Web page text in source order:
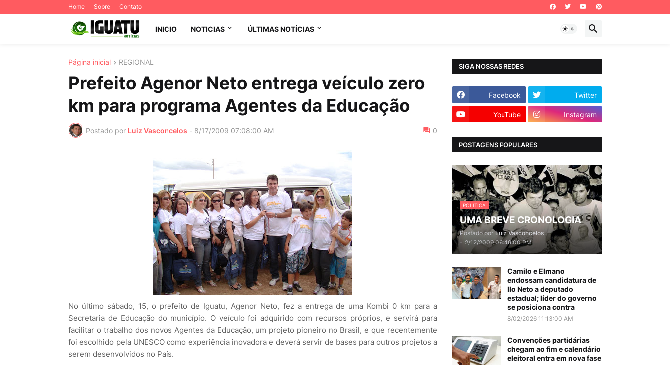
Home Sobre Contato
INICIO NOTICIAS ÚLTIMAS NOTÍCIAS
Página inicial REGIONAL
Prefeito Agenor Neto entrega veículo zero
km para programa Agentes da Educação
Postado por Luiz Vasconcelos - 8/17/2009 07:08:00 AM 0
No último sábado, 15, o prefeito de Iguatu, Agenor Neto, fez a entrega de uma Kombi 0 km para a
Secretaria de Educação do município. O veículo foi adquirido com recursos próprios, e servirá para
facilitar o trabalho dos novos Agentes da Educação, um projeto pioneiro no Brasil, e que recentemente
foi escolhido pela UNESCO como experiência inovadora e deverá servir de bases para outros projetos a
serem desenvolvidos no País.
SIGA NOSSAS REDES
Facebook Twitter
YouTube Instagram
POSTAGENS POPULARES
POLITICA
UMA BREVE CRONOLOGIA
Postado por Luiz Vasconcelos
- 2/12/2009 06:49:00 PM
Camilo e Elmano
endossam candidatura de
Ilo Neto a deputado
estadual; líder do governo
se posiciona contra
8/02/2026 11:13:00 AM
Convenções partidárias
chegam ao fim e calendário
eleitoral entra em nova fase